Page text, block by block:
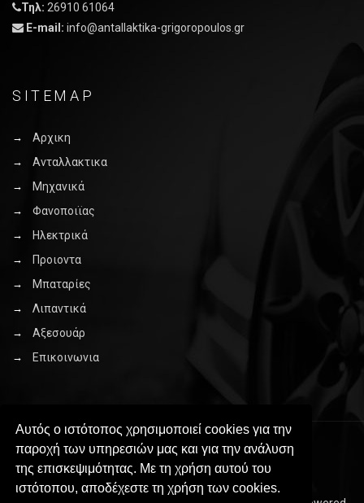
Αυτός ο ιστότοπος χρησιμοποιεί cookies για την
παροχή των υπηρεσιών μας και για την ανάλυση
της επισκεψιμότητας. Με τη χρήση αυτού του
ιστότοπου, αποδέχεστε τη χρήση των cookies.
Τηλ: 26910 61064
E-mail: info@antallaktika-grigoropoulos.gr
SITEMAP
Αρχικη
Ανταλλακτικα
Μηχανικά
Φανοποιϊας
Ηλεκτρικά
Προιοντα
Μπαταρίες
Λιπαντικά
Αξεσουάρ
Επικοινωνια